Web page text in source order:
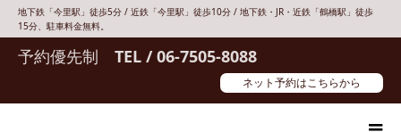
地下鉄「今里駅」徒歩5分 / 近鉄「今里駅」徒歩10分 / 地下鉄・JR・近鉄「鶴橋駅」徒歩
15分、駐車料金無料。
予約優先制 TEL / 06-7505-8088
ネット予約はこちらから